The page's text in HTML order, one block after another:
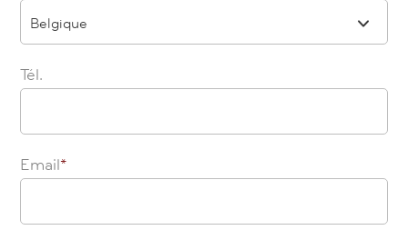
Belgique
Tél.
Email*